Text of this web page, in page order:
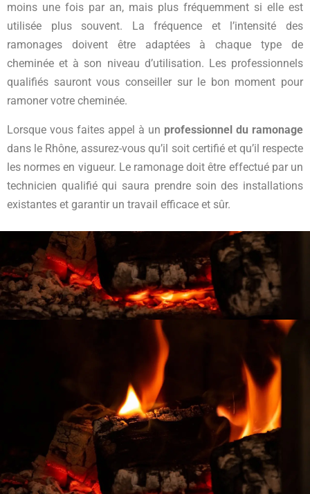
moins une fois par an, mais plus fréquemment si elle est
utilisée plus souvent. La fréquence et l’intensité des
ramonages doivent être adaptées à chaque type de
cheminée et à son niveau d’utilisation. Les professionnels
qualifiés sauront vous conseiller sur le bon moment pour
ramoner votre cheminée.
Lorsque vous faites appel à un professionnel du ramonage
dans le Rhône, assurez-vous qu’il soit certifié et qu’il respecte
les normes en vigueur. Le ramonage doit être effectué par un
technicien qualifié qui saura prendre soin des installations
existantes et garantir un travail efficace et sûr.